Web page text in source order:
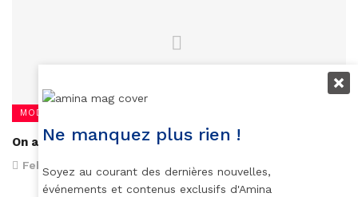
MODE
On aime
February 13, 2014
Ne manquez plus rien !
Soyez au courant des dernières nouvelles,
événements et contenus exclusifs d'Amina